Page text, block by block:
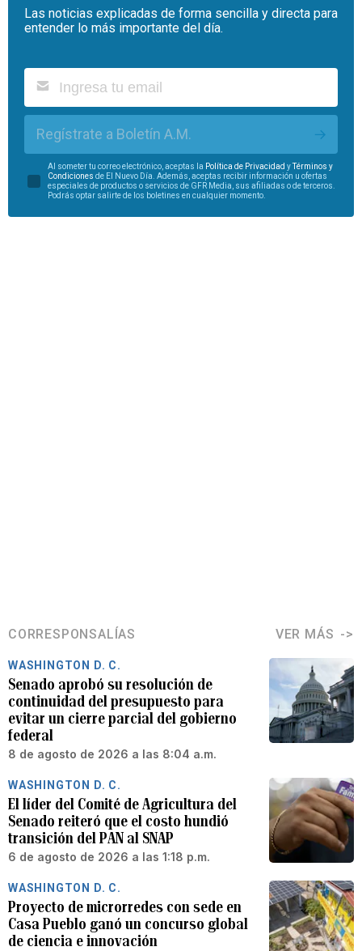
Las noticias explicadas de forma sencilla y directa para
entender lo más importante del día.
Regístrate a Boletín A.M.
Al someter tu correo electrónico, aceptas la Política de Privacidad yTérminos y
Condiciones de El Nuevo Día. Además, aceptas recibir información u ofertas
especiales de productos o servicios de GFR Media, sus afiliadas o de terceros.
Podrás optar salirte de los boletines en cualquier momento.
CORRESPONSALÍAS VER MÁS
WASHINGTON D. C.
Senado aprobó su resolución de
continuidad del presupuesto para
evitar un cierre parcial del gobierno
federal
8 de agosto de 2026 a las 8:04 a.m.
WASHINGTON D. C.
El líder del Comité de Agricultura del
Senado reiteró que el costo hundió
transición del PAN al SNAP
6 de agosto de 2026 a las 1:18 p.m.
WASHINGTON D. C.
Proyecto de microrredes con sede en
Casa Pueblo ganó un concurso global
de ciencia e innovación